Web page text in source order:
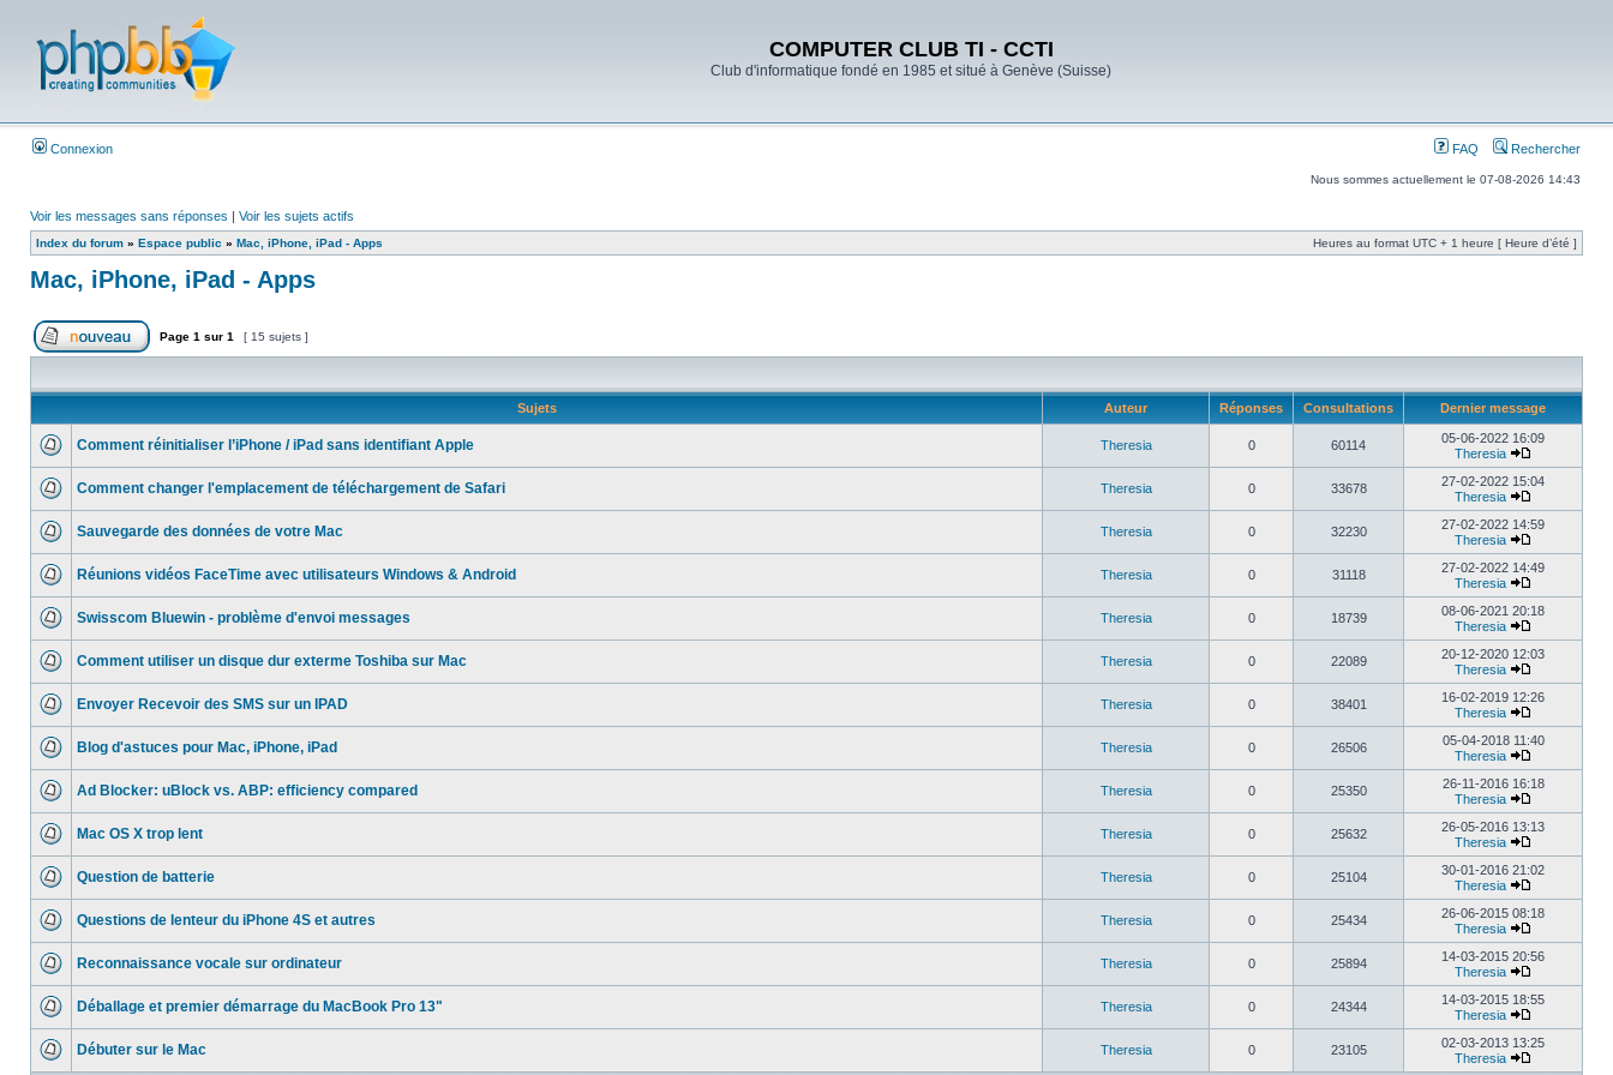
COMPUTER CLUB TI - CCTI
Club d'informatique fondé en 1985 et situé à Genève (Suisse)
Connexion FAQ Rechercher
Nous sommes actuellement le 07-08-2026 14:43
Voir les messages sans réponses | Voir les sujets actifs
Index du forum » Espace public » Mac, iPhone, iPad - Apps Heures au format UTC + 1 heure [ Heure d’été ]
Mac, iPhone, iPad - Apps
Page 1 sur 1 [ 15 sujets ]
Sujets Auteur Réponses Consultations Dernier message
Comment réinitialiser l’iPhone / iPad sans identifiant Apple Theresia 0 60114
05-06-2022 16:09
Theresia
Comment changer l'emplacement de téléchargement de Safari Theresia 0 33678
27-02-2022 15:04
Theresia
Sauvegarde des données de votre Mac Theresia 0 32230
27-02-2022 14:59
Theresia
Réunions vidéos FaceTime avec utilisateurs Windows & Android Theresia 0 31118
27-02-2022 14:49
Theresia
Swisscom Bluewin - problème d'envoi messages Theresia 0 18739
08-06-2021 20:18
Theresia
Comment utiliser un disque dur exterme Toshiba sur Mac Theresia 0 22089
20-12-2020 12:03
Theresia
Envoyer Recevoir des SMS sur un IPAD Theresia 0 38401
16-02-2019 12:26
Theresia
Blog d'astuces pour Mac, iPhone, iPad Theresia 0 26506
05-04-2018 11:40
Theresia
Ad Blocker: uBlock vs. ABP: efficiency compared Theresia 0 25350
26-11-2016 16:18
Theresia
Mac OS X trop lent Theresia 0 25632
26-05-2016 13:13
Theresia
Question de batterie Theresia 0 25104
30-01-2016 21:02
Theresia
Questions de lenteur du iPhone 4S et autres Theresia 0 25434
26-06-2015 08:18
Theresia
Reconnaissance vocale sur ordinateur Theresia 0 25894
14-03-2015 20:56
Theresia
Déballage et premier démarrage du MacBook Pro 13" Theresia 0 24344
14-03-2015 18:55
Theresia
Débuter sur le Mac Theresia 0 23105
02-03-2013 13:25
Theresia